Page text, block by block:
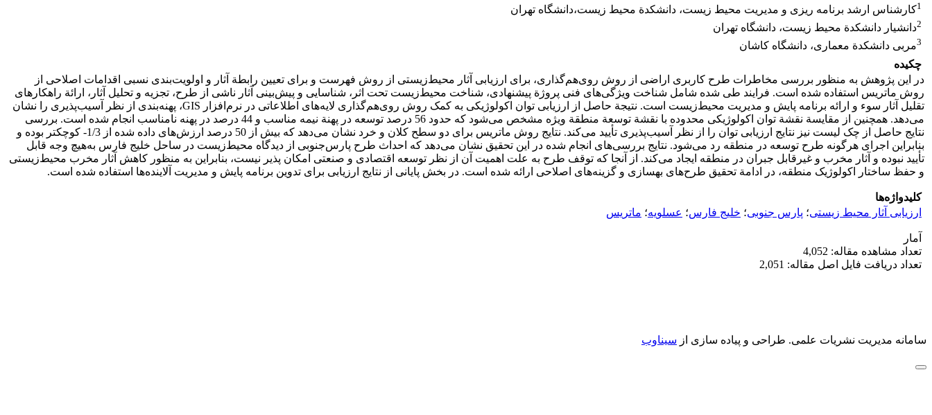
1کارشناس ارشد برنامه ریزی و مدیریت محیط زیست، دانشکدة محیط زیست،‌دانشگاه تهران
2دانشیار دانشکدة محیط زیست،‌ دانشگاه تهران
3مربی دانشکدة معماری، دانشگاه کاشان
چکیده
در این پژوهش به منظور بررسی مخاطرات طرح کاربری اراضی از روش روی‌هم‌گذاری، برای ارزیابی آثار محیط‌زیستی از روش فهرست و برای تعیین رابطة آثار و اولویت‌‌بندی نسبی اقدامات اصلاحی از
روش ماتریس استفاده شده است. فرایند طی شده شامل شناخت ویژگی‌های فنی پروژة پیشنهادی، شناخت محیط‌زیست تحت اثر، شناسایی و پیش‌بینی آثار ناشی از طرح، تجزیه و تحلیل آثار، ارائة راهکارهای
تقلیل آثار سوء و ارائه برنامه پایش و مدیریت محیط‌زیست است. نتیجة حاصل از ارزیابی توان اکولوژیکی به کمک روش روی‌هم‌گذاری لایه‌های اطلاعاتی در نرم‌افزار GIS، پهنه‌بندی از نظر آسیب‌پذیری را نشان
می‌دهد. همچنین از مقایسة نقشة توان اکولوژیکی محدوده با نقشة توسعة منطقة ویژه مشخص می‌شود که حدود 56 درصد توسعه در پهنة نیمه مناسب و 44 درصد در پهنه نامناسب انجام شده است. بررسی
نتایج حاصل از چک لیست نیز نتایج ارزیابی توان را از نظر آسیب‌پذیری تأیید می‌کند. نتایج روش ماتریس برای دو سطح کلان و خرد نشان می‌دهد که بیش از 50 درصد ارزش‌های داده شده از 1/3- کوچکتر بوده و
بنابراین اجرای هرگونه طرح توسعه در منطقه رد می‌شود. نتایج بررسی‌های انجام شده در این تحقیق نشان می‌دهد که احداث طرح پارس‌جنوبی از دیدگاه محیط‌زیست در ساحل خلیج فارس به‌هیچ وجه قابل
تأیید نبوده و آثار مخرب و غیرقابل جبران در منطقه ایجاد می‌کند. از آنجا که توقف طرح به علت اهمیت آن از نظر توسعه اقتصادی و صنعتی امکان پذیر نیست، بنابراین به منظور کاهش آثار مخرب محیط‌زیستی
و حفظ ساختار اکولوژیک منطقه، در ادامة تحقیق طرح‌های بهسازی و گزینه‌های اصلاحی ارائه شده است. در بخش پایانی از نتایج ارزیابی برای تدوین برنامه پایش و مدیریت آلاینده‌ها استفاده شده است.
کلیدواژه‌ها
ارزیابی آثار محیط زیستی؛ پارس جنوبی؛ خلیج فارس؛ عسلویه؛ ماتریس
آمار
تعداد مشاهده مقاله: 4,052
تعداد دریافت فایل اصل مقاله: 2,051
سامانه مدیریت نشریات علمی. طراحی و پیاده سازی از سیناوب